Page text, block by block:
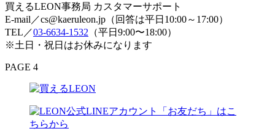
買えるLEON事務局 カスタマーサポート
E-mail／cs@kaeruleon.jp（回答は平日10:00～17:00）
TEL／03-6634-1532 （平日9:00〜18:00）
※土日・祝日はお休みになります
PAGE 4